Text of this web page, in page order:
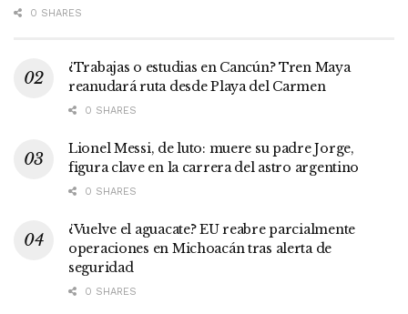
0 SHARES
¿Trabajas o estudias en Cancún? Tren Maya
reanudará ruta desde Playa del Carmen
0 SHARES
Lionel Messi, de luto: muere su padre Jorge,
figura clave en la carrera del astro argentino
0 SHARES
¿Vuelve el aguacate? EU reabre parcialmente
operaciones en Michoacán tras alerta de
seguridad
0 SHARES